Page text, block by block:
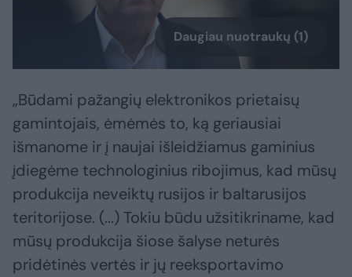
Daugiau nuotraukų (1)
„Būdami pažangių elektronikos prietaisų
gamintojais, ėmėmės to, ką geriausiai
išmanome ir į naujai išleidžiamus gaminius
įdiegėme technologinius ribojimus, kad mūsų
produkcija neveiktų rusijos ir baltarusijos
teritorijose. (...) Tokiu būdu užsitikriname, kad
mūsų produkcija šiose šalyse neturės
pridėtinės vertės ir jų reeksportavimo